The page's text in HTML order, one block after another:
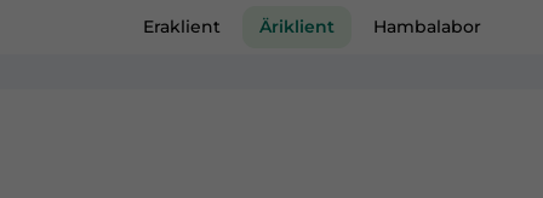
Eraklient Äriklient Hambalabor